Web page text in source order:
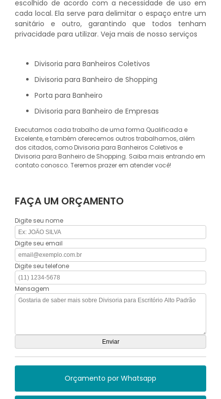
escolhido de acordo com a necessidade de uso em
cada local. Ela serve para delimitar o espaço entre um
sanitário e outro, garantindo que todos tenham
privacidade para utilizar. Veja mais de nosso serviços
Divisoria para Banheiros Coletivos
Divisoria para Banheiro de Shopping
Porta para Banheiro
Divisoria para Banheiro de Empresas
Executamos cada trabalho de uma forma Qualificada e
Excelente, e também oferecemos outros trabalhamos, além
dos citados, como Divisoria para Banheiros Coletivos e
Divisoria para Banheiro de Shopping. Saiba mais entrando em
contato conosco. Teremos prazer em atender você!
FAÇA UM ORÇAMENTO
Digite seu nome
Digite seu email
Digite seu telefone
Mensagem
Orçamento por Whatsapp